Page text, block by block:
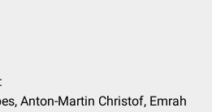
Anton-Martin Christof, Emrah